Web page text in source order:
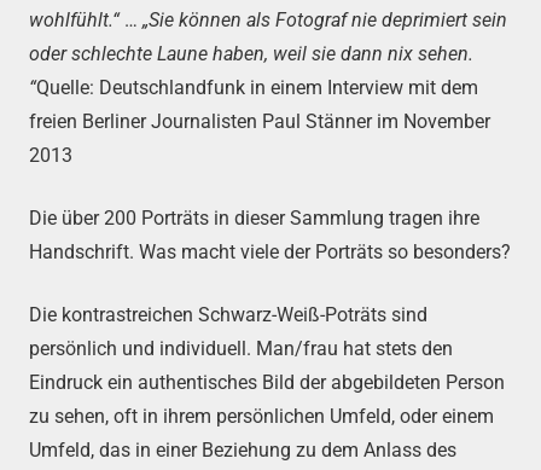
wohlfühlt.“… „Sie können als Fotograf nie deprimiert sein
oder schlechte Laune haben, weil sie dann nix sehen.
“Quelle: Deutschlandfunk in einem Interview mit dem
freien Berliner Journalisten Paul Stänner im November
2013
Die über 200 Porträts in dieser Sammlung tragen ihre
Handschrift. Was macht viele der Porträts so besonders?
Die kontrastreichen Schwarz-Weiß-Poträts sind
persönlich und individuell. Man/frau hat stets den
Eindruck ein authentisches Bild der abgebildeten Person
zu sehen, oft in ihrem persönlichen Umfeld, oder einem
Umfeld, das in einer Beziehung zu dem Anlass des